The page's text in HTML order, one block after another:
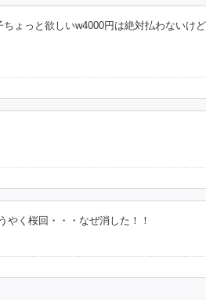
ょっと欲しいw4000円は絶対払わないけ
やく桜回・・・なぜ消した！！